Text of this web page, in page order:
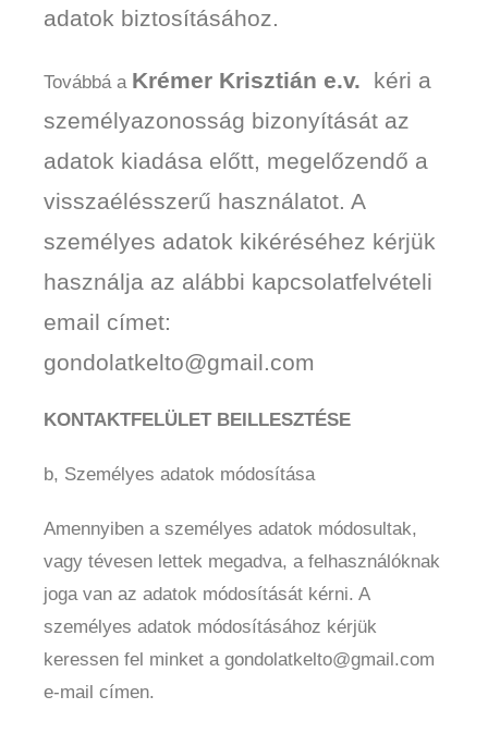
adatok biztosításához.
Továbbá a Krémer Krisztián e.v. kéri a
személyazonosság bizonyítását az
adatok kiadása előtt, megelőzendő a
visszaélésszerű használatot. A
személyes adatok kikéréséhez kérjük
használja az alábbi kapcsolatfelvételi
email címet:
gondolatkelto@gmail.com
KONTAKTFELÜLET BEILLESZTÉSE
b, Személyes adatok módosítása
Amennyiben a személyes adatok módosultak,
vagy tévesen lettek megadva, a felhasználóknak
joga van az adatok módosítását kérni. A
személyes adatok módosításához kérjük
keressen fel minket a gondolatkelto@gmail.com
e-mail címen.